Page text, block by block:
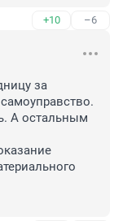
+10 –6
за
А остальным